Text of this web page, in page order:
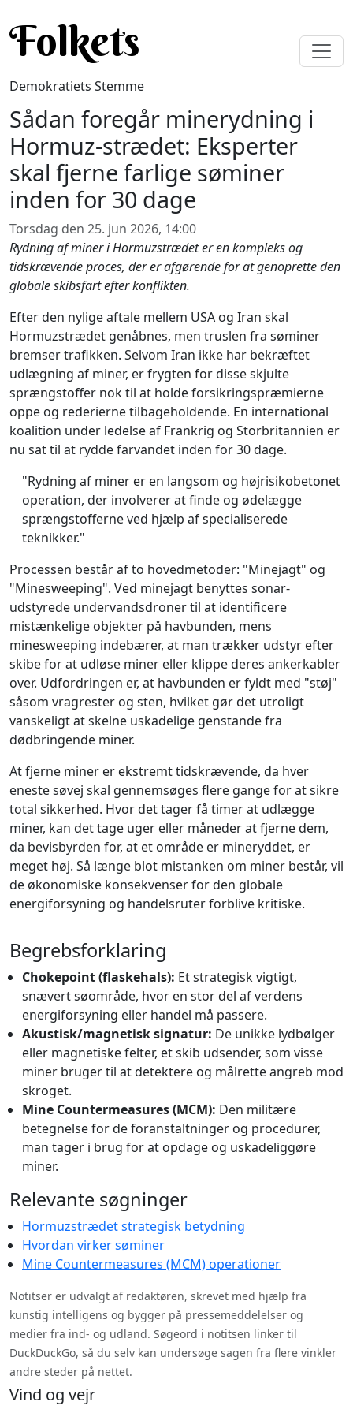
Folkets
Demokratiets Stemme
Sådan foregår minerydning i
Hormuz-strædet: Eksperter
skal fjerne farlige søminer
inden for 30 dage
Torsdag den 25. jun 2026, 14:00
Rydning af miner i Hormuzstrædet er en kompleks og
tidskrævende proces, der er afgørende for at genoprette den
globale skibsfart efter konflikten.
Efter den nylige aftale mellem USA og Iran skal
Hormuzstrædet genåbnes, men truslen fra søminer
bremser trafikken. Selvom Iran ikke har bekræftet
udlægning af miner, er frygten for disse skjulte
sprængstoffer nok til at holde forsikringspræmierne
oppe og rederierne tilbageholdende. En international
koalition under ledelse af Frankrig og Storbritannien er
nu sat til at rydde farvandet inden for 30 dage.
"Rydning af miner er en langsom og højrisikobetonet
operation, der involverer at finde og ødelægge
sprængstofferne ved hjælp af specialiserede
teknikker."
Processen består af to hovedmetoder: "Minejagt" og
"Minesweeping". Ved minejagt benyttes sonar-
udstyrede undervandsdroner til at identificere
mistænkelige objekter på havbunden, mens
minesweeping indebærer, at man trækker udstyr efter
skibe for at udløse miner eller klippe deres ankerkabler
over. Udfordringen er, at havbunden er fyldt med "støj"
såsom vragrester og sten, hvilket gør det utroligt
vanskeligt at skelne uskadelige genstande fra
dødbringende miner.
At fjerne miner er ekstremt tidskrævende, da hver
eneste søvej skal gennemsøges flere gange for at sikre
total sikkerhed. Hvor det tager få timer at udlægge
miner, kan det tage uger eller måneder at fjerne dem,
da bevisbyrden for, at et område er mineryddet, er
meget høj. Så længe blot mistanken om miner består, vil
de økonomiske konsekvenser for den globale
energiforsyning og handelsruter forblive kritiske.
Begrebsforklaring
Chokepoint (flaskehals): Et strategisk vigtigt,
snævert søområde, hvor en stor del af verdens
energiforsyning eller handel må passere.
Akustisk/magnetisk signatur: De unikke lydbølger
eller magnetiske felter, et skib udsender, som visse
miner bruger til at detektere og målrette angreb mod
skroget.
Mine Countermeasures (MCM): Den militære
betegnelse for de foranstaltninger og procedurer,
man tager i brug for at opdage og uskadeliggøre
miner.
Relevante søgninger
Hormuzstrædet strategisk betydning
Hvordan virker søminer
Mine Countermeasures (MCM) operationer
Notitser er udvalgt af redaktøren, skrevet med hjælp fra
kunstig intelligens og bygger på pressemeddelelser og
medier fra ind- og udland. Søgeord i notitsen linker til
DuckDuckGo, så du selv kan undersøge sagen fra flere vinkler
andre steder på nettet.
Vind og vejr